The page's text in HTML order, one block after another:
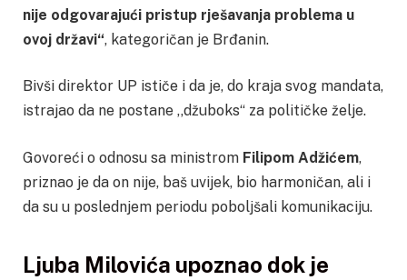
nije odgovarajući pristup rješavanja problema u
ovoj državi“, kategoričan je Brđanin.
Bivši direktor UP ističe i da je, do kraja svog mandata,
istrajao da ne postane ,,džuboks“ za političke želje.
Govoreći o odnosu sa ministrom Filipom Adžićem,
priznao je da on nije, baš uvijek, bio harmoničan, ali i
da su u poslednjem periodu poboljšali komunikaciju.
Ljuba Milovića upoznao dok je